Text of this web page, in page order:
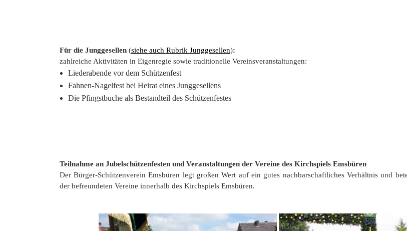
Für die Junggesellen (siehe auch Rubrik Junggesellen):
zahlreiche Aktivitäten in Eigenregie sowie traditionelle Vereinsveranstaltungen:
Liederabende vor dem Schützenfest
Fahnen-Nagelfest bei Heirat eines Junggesellens
Die Pfingstbuche als Bestandteil des Schützenfestes
Teilnahme an Jubelschützenfesten und Veranstaltungen der Vereine des Kirchspiels Emsbüren
Der Bürger-Schützenverein Emsbüren legt großen Wert auf ein gutes nachbarschaftliches Verhältnis und
der befreundeten Vereine innerhalb des Kirchspiels Emsbüren.